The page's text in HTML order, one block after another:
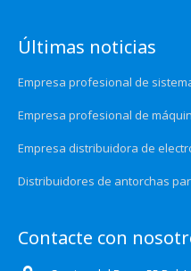
Últimas noticias
Empresa profesional de
Empresa profesional de
Empresa distribuidora de
Distribuidores de antorchas
Contacte con